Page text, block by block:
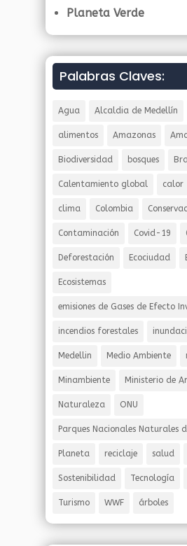
Planeta Verde
Palabras Claves:
Agua Alcaldia de Medellín
alimentos Amazonas
Biodiversidad bosques
Calentamiento global calor
clima Colombia
Contaminación Covid-19
Deforestación Ecociudad
Ecosistemas
emisiones de Gases de Efecto
incendios forestales
Medellin Medio Ambiente
Minambiente Ministerio de
Naturaleza ONU
Parques Nacionales Naturales
Planeta reciclaje salud
Sostenibilidad Tecnología
Turismo WWF árboles